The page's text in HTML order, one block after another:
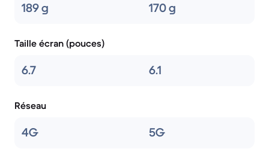
189 g 170 g
Taille écran (pouces)
6.7 6.1
Réseau
4G 5G